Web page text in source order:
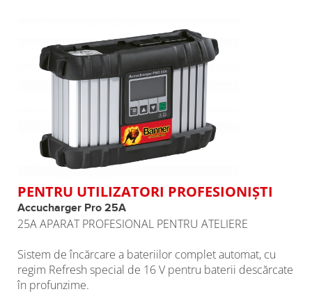
PENTRU UTILIZATORI PROFESIONIŞTI
Accucharger Pro 25A
25A APARAT PROFESIONAL PENTRU ATELIERE
Sistem de încărcare a bateriilor complet automat, cu
regim Refresh special de 16 V pentru baterii descărcate
în profunzime.